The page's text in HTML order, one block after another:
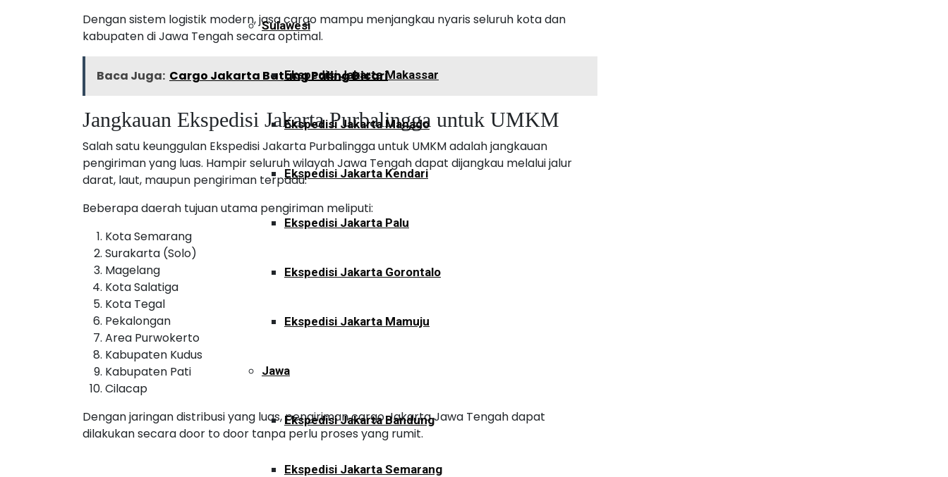
Sulawesi
Ekspedisi Jakarta Makassar
Ekspedisi Jakarta Manado
Ekspedisi Jakarta Kendari
Ekspedisi Jakarta Palu
Ekspedisi Jakarta Gorontalo
Ekspedisi Jakarta Mamuju
Jawa
Ekspedisi Jakarta Bandung
Ekspedisi Jakarta Semarang
Dengan sistem logistik modern, jasa cargo mampu menjangkau nyaris seluruh kota dan
kabupaten di Jawa Tengah secara optimal.
Baca Juga: Cargo Jakarta Batang Paling Dicari
Jangkauan Ekspedisi Jakarta Purbalingga untuk UMKM
Salah satu keunggulan Ekspedisi Jakarta Purbalingga untuk UMKM adalah jangkauan
pengiriman yang luas. Hampir seluruh wilayah Jawa Tengah dapat dijangkau melalui jalur
darat, laut, maupun pengiriman terpadu.
Beberapa daerah tujuan utama pengiriman meliputi:
Kota Semarang
Surakarta (Solo)
Magelang
Kota Salatiga
Kota Tegal
Pekalongan
Area Purwokerto
Kabupaten Kudus
Kabupaten Pati
Cilacap
Dengan jaringan distribusi yang luas, pengiriman cargo Jakarta Jawa Tengah dapat
dilakukan secara door to door tanpa perlu proses yang rumit.